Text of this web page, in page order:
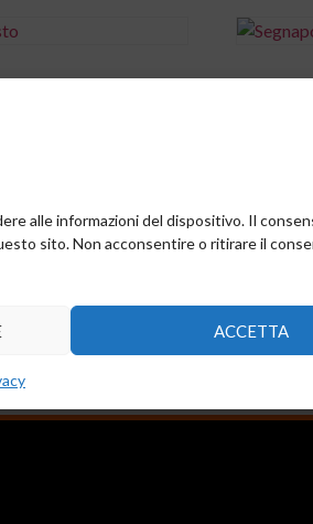
alle informazioni del dispositivo. Il
sito. Non acconsentire o ritirare il
ACCETTA